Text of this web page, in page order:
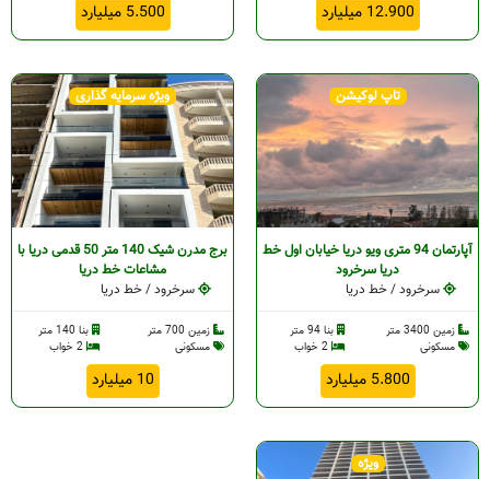
12.900 میلیارد 5.500 میلیارد
تاپ لوکیشن
آپارتمان 94 متری ویو دریا خیابان اول خط‌
دریا سرخرود
سرخرود / خط دریا
زمین 3400 متر
بنا 94 متر
مسکونی
5.800 میلیارد
ویژه سرمایه گذاری
برج مدرن شیک 140 متر 50 قدمی دریا با
مشاعات خط دریا
سرخرود / خط دریا
زمین 700 متر
بنا 140 متر
مسکونی
10 میلیارد
ویژه